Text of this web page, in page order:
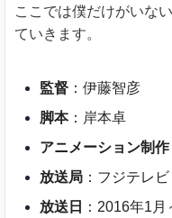
ここでは僕だけがいな
ていきます。
監督 ：伊藤智彦
脚本：岸本卓
アニメーション制作
放送局 ：フジテレ
放送日
：2016年1